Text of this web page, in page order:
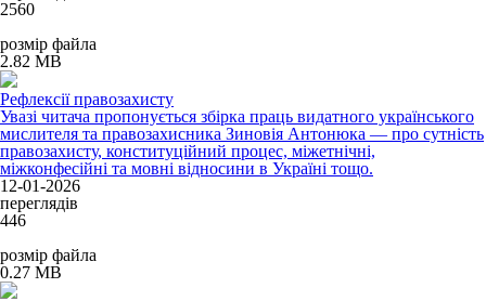
2560
розмір файла
2.82 MB
Рефлексії правозахисту
Увазі читача пропонується збірка праць видатного українського
мислителя та правозахисника Зиновія Антонюка — про сутність
правозахисту, конституційний процес, міжетнічні,
міжконфесійні та мовні відносини в Україні тощо.
12-01-2026
переглядів
446
розмір файла
0.27 MB